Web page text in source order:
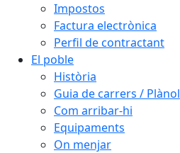
Impostos
Factura electrònica
Perfil de contractant
El poble
Història
Guia de carrers / Plànol
Com arribar-hi
Equipaments
On menjar